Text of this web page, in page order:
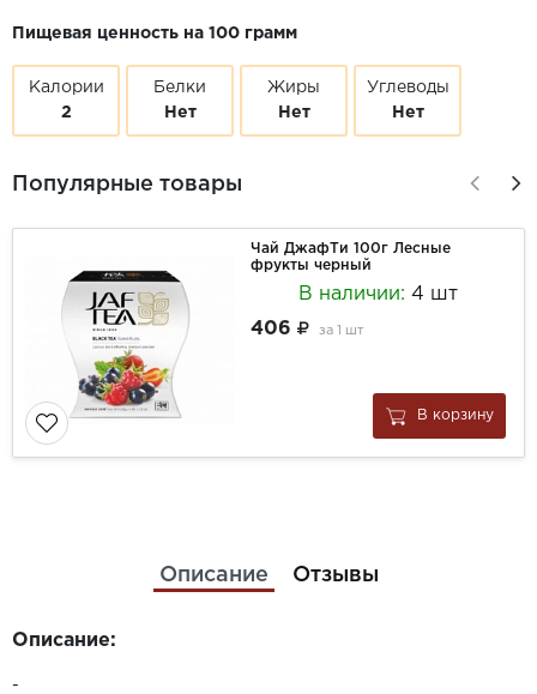
Пищевая ценность на 100 грамм
Калории
2
Белки
Нет
Жиры
Нет
Углеводы
Нет
Популярные товары
Чай ДжафТи 100г Лесные
фрукты черный
В наличии: 4 шт
406
за 1 шт
В корзину
Описание Отзывы
Описание:
-